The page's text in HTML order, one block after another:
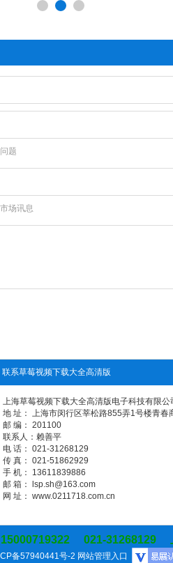
题
场讯息
联系草莓视频下载大全高清版
上海草莓视频下载大全高清版电子科技有限公
地 址： 上海市闵行区莘松路855弄1号楼青
邮 编： 201100
联系人：赖善平
电 话： 021-31268129
传 真： 021-51862929
手 机： 13611839886
邮 箱： lsp.sh@163.com
网 址： www.0211718.com.cn
021-31268129
备57940441号-2 网站管理入口